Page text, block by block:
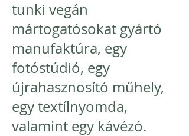
tunki vegán
mártogatósokat gyártó
manufaktúra, egy
fotóstúdió, egy
újrahasznosító műhely,
egy textílnyomda,
valamint egy kávézó.